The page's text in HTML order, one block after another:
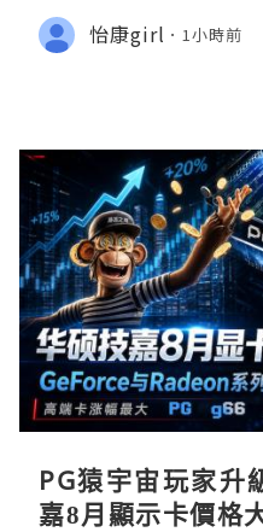
怡康girl 1小時前
PG猿宇宙玩家升
嘉8月顯示卡價格